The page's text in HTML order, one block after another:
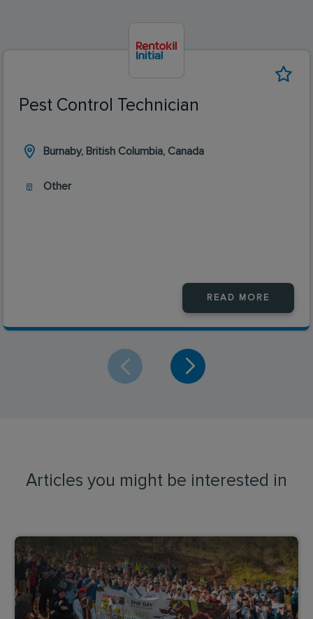
Pest Control Technician
Burnaby, British Columbia, Canada
Other
READ MORE
Articles you might be interested in